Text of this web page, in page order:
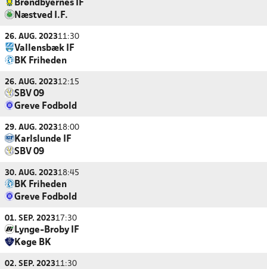
Brøndbyernes IF
Næstved I.F.
26. AUG. 202311:30
Vallensbæk IF
BK Friheden
26. AUG. 202312:15
SBV 09
Greve Fodbold
29. AUG. 202318:00
Karlslunde IF
SBV 09
30. AUG. 202318:45
BK Friheden
Greve Fodbold
01. SEP. 202317:30
Lynge-Broby IF
Køge BK
02. SEP. 202311:30